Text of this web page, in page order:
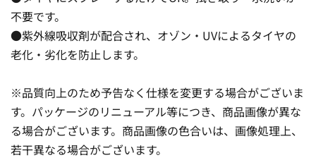
不要です。
●紫外線吸収剤が配合され、オゾン・UVによるタイヤの
老化・劣化を防止します。
※品質向上のため予告なく仕様を変更する場合がございま
す。パッケージのリニューアル等につき、商品画像が異な
る場合がございます。商品画像の色合いは、画像処理上、
若干異なる場合がございます。